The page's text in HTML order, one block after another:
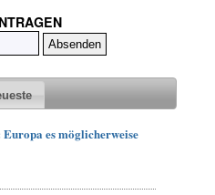
es möglicherweise